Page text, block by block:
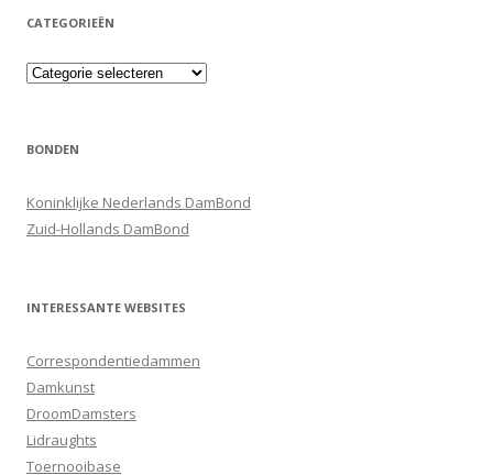
CATEGORIEËN
Categorieën
BONDEN
Koninklijke Nederlands DamBond
Zuid-Hollands DamBond
INTERESSANTE WEBSITES
Correspondentiedammen
Damkunst
DroomDamsters
Lidraughts
Toernooibase